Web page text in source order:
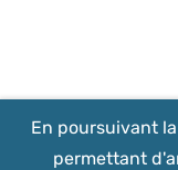
En poursuivant
permettant